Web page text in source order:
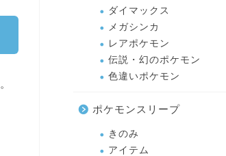
。
ダイマックス
メガシンカ
レアポケモン
伝説・幻のポケモン
色違いポケモン
ポケモンスリープ
きのみ
アイテム